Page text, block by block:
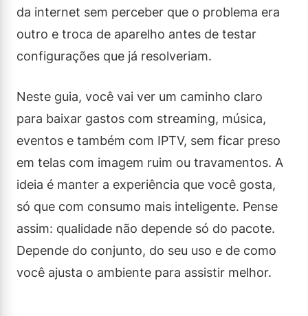
da internet sem perceber que o problema era
outro e troca de aparelho antes de testar
configurações que já resolveriam.
Neste guia, você vai ver um caminho claro
para baixar gastos com streaming, música,
eventos e também com IPTV, sem ficar preso
em telas com imagem ruim ou travamentos. A
ideia é manter a experiência que você gosta,
só que com consumo mais inteligente. Pense
assim: qualidade não depende só do pacote.
Depende do conjunto, do seu uso e de como
você ajusta o ambiente para assistir melhor.